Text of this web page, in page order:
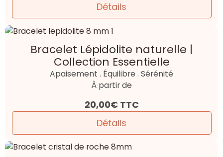
Détails
Bracelet Lépidolite naturelle |
Collection Essentielle
Apaisement . Équilibre . Sérénité
À partir de
20,00€ TTC
Détails